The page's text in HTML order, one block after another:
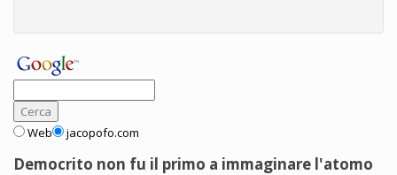
Web jacopofo.com
Democrito non fu il primo a immaginare l'atomo